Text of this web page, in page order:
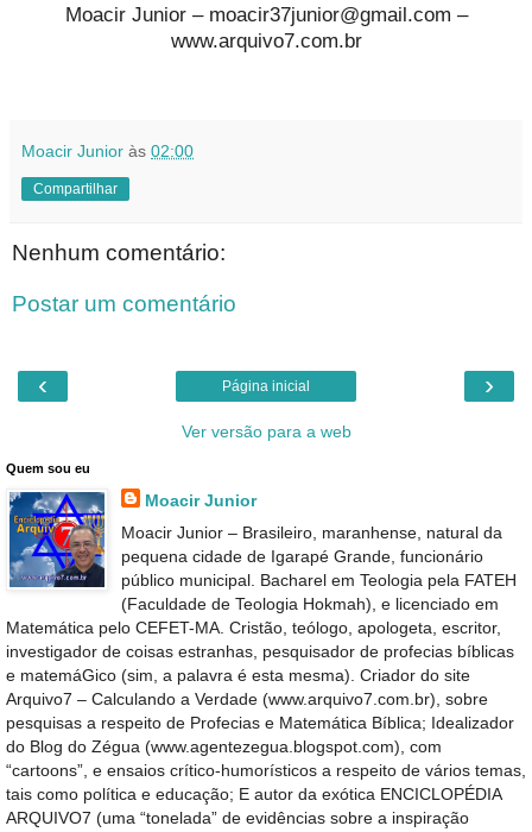
Moacir Junior – moacir37junior@gmail.com –
www.arquivo7.com.br
Moacir Junior às 02:00
Compartilhar
Nenhum comentário:
Postar um comentário
‹ ›
Página inicial
Ver versão para a web
Quem sou eu
Moacir Junior
Moacir Junior – Brasileiro, maranhense, natural da
pequena cidade de Igarapé Grande, funcionário
público municipal. Bacharel em Teologia pela FATEH
(Faculdade de Teologia Hokmah), e licenciado em
Matemática pelo CEFET-MA. Cristão, teólogo, apologeta, escritor,
investigador de coisas estranhas, pesquisador de profecias bíblicas
e matemáGico (sim, a palavra é esta mesma). Criador do site
Arquivo7 – Calculando a Verdade (www.arquivo7.com.br), sobre
pesquisas a respeito de Profecias e Matemática Bíblica; Idealizador
do Blog do Zégua (www.agentezegua.blogspot.com), com
“cartoons”, e ensaios crítico-humorísticos a respeito de vários temas,
tais como política e educação; E autor da exótica ENCICLOPÉDIA
ARQUIVO7 (uma “tonelada” de evidências sobre a inspiração